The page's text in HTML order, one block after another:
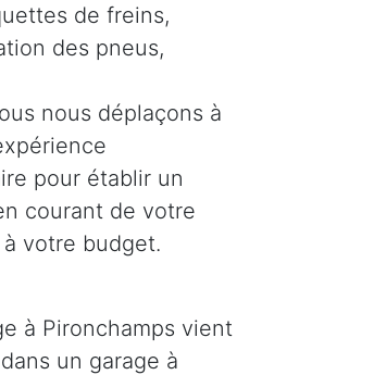
de freins,
des pneus,
nous déplaçons à
pour établir un
courant de votre
votre budget.
à Pironchamps vient
un garage à